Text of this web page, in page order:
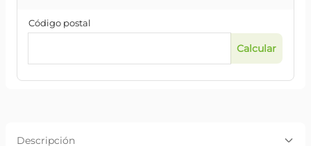
Código postal
Descripción